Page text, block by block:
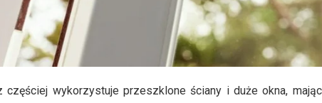
częściej wykorzystuje przeszklone ściany i duże okna,